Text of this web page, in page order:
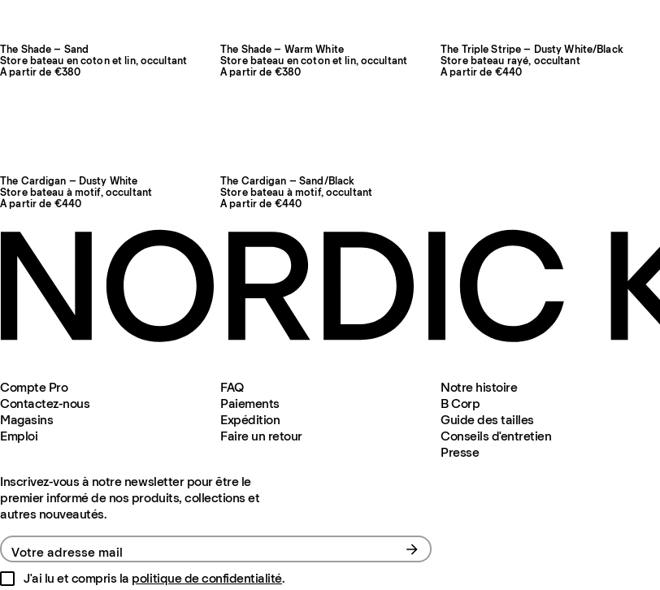
The Shade – Sand
Store bateau en coton et lin, occultant
À partir de €380
The Shade – Warm White
Store bateau en coton et lin, occultant
À partir de €380
The Triple Stripe – Dusty White/Black
Store bateau rayé, occultant
À partir de €440
The Cardigan – Dusty White
Store bateau à motif, occultant
À partir de €440
The Cardigan – Sand/Black
Store bateau à motif, occultant
À partir de €440
Compte Pro
Contactez-nous
Magasins
Emploi
FAQ
Paiements
Expédition
Faire un retour
Notre histoire
B Corp
Guide des tailles
Conseils d'entretien
Presse
Inscrivez-vous à notre newsletter pour être le
premier informé de nos produits, collections et
autres nouveautés.
Votre adresse mail
J'ai lu et compris la politique de confidentialité.